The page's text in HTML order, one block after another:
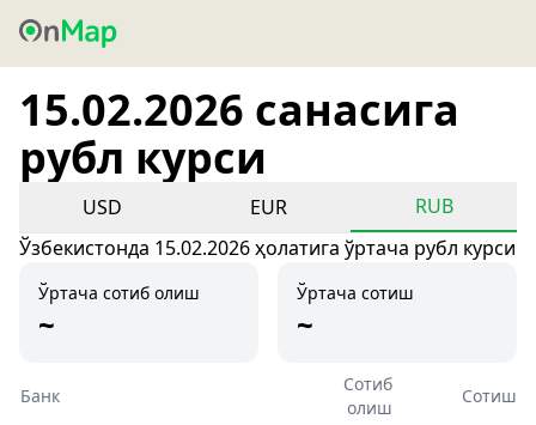
15.02.2026 санасига
рубл курси
USD EUR
RUB
Ўзбекистонда 15.02.2026 ҳолатига ўртача рубл курси
Ўртача сотиб олиш
~
Ўртача сотиш
~
Банк
Сотиб
олиш
Сотиш